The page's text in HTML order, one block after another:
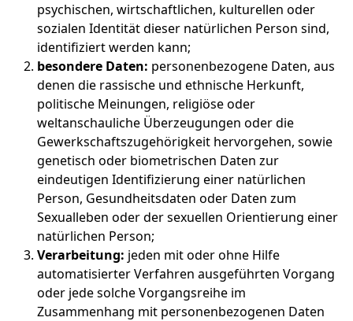
psychischen, wirtschaftlichen, kulturellen oder
sozialen Identität dieser natürlichen Person sind,
identifiziert werden kann;
besondere Daten: personenbezogene Daten, aus
denen die rassische und ethnische Herkunft,
politische Meinungen, religiöse oder
weltanschauliche Überzeugungen oder die
Gewerkschaftszugehörigkeit hervorgehen, sowie
genetisch oder biometrischen Daten zur
eindeutigen Identifizierung einer natürlichen
Person, Gesundheitsdaten oder Daten zum
Sexualleben oder der sexuellen Orientierung einer
natürlichen Person;
Verarbeitung: jeden mit oder ohne Hilfe
automatisierter Verfahren ausgeführten Vorgang
oder jede solche Vorgangsreihe im
Zusammenhang mit personenbezogenen Daten